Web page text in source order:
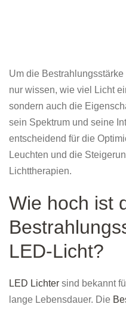
Um die
nur wissen, wie viel Licht
sondern auch die
sein Spektrum und seine
entscheidend für die
Leuchten und die
Lichttherapien.
Wie hoch ist
LED-Licht?
LED Lichter sind bekannt
lange Lebensdauer. Die